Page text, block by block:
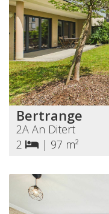
Bertrange
2A An Ditert
2
| 97 m²